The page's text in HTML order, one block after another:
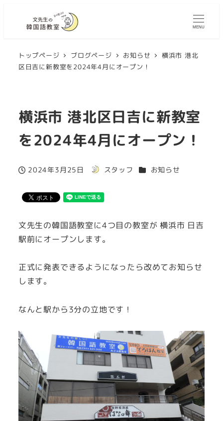
MENU
トップページ ブログページ お知らせ
横浜市 港北
区日吉に新教室を2024年4月にオープン！
横浜市 港北区日吉に新教室
を2024年4月にオープン！
投稿日
2024年3月25日
著
スタッフ カテゴリー
お知らせ
文先生の韓国語教室に4つ目の教室が 横浜市 日吉
駅前にオープンします。
正式に発表できるようになったら改めてお知らせ
します。
なんと駅から3分の立地です！